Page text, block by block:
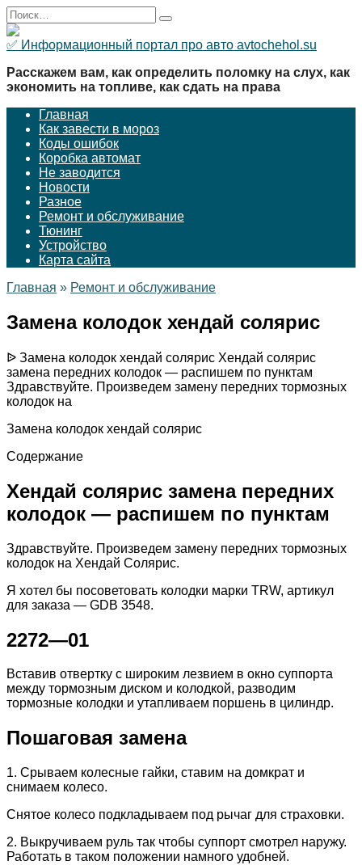
Перейти
к
содержанию
Search
for:
✅ Информационный портал про авто avtochehol.su
Расскажем вам, как определить поломку на слух, как
экономить на топливе, как сдать на права
Главная
Как завести в мороз
Коды ошибок
Коробка автомат
Не заводится
Новости
Разное
Ремонт и обслуживание
Тюнинг
Устройство
Карта сайта
Главная » Ремонт и обслуживание
Замена колодок хендай солярис
ᐉ Замена колодок хендай солярис Хендай солярис
замена передних колодок — распишем по пунктам
Здравствуйте. Произведем замену передних тормозных
колодок на
Замена колодок хендай солярис
Содержание
Хендай солярис замена передних
колодок — распишем по пунктам
Здравствуйте. Произведем замену передних тормозных
колодок на Хендай Солярис.
Я хотел бы посоветовать колодки марки TRW, артикул
для заказа — GDB 3548.
2272—01
Вставив отвертку с широким лезвием в окно суппорта
между тормозным диском и колодкой, разводим
тормозные колодки и утапливаем поршень в цилиндр.
Пошаговая замена
1. Срываем колесные гайки, ставим на домкрат и
снимаем колесо.
Снятое колесо подкладываем под рычаг для страховки.
2. Выкручиваем руль так чтобы суппорт смотрел наружу.
Работать в таком положении намного удобней.